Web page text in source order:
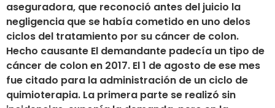
aseguradora, que reconoció antes del juicio la
negligencia que se había cometido en uno delos
ciclos del tratamiento por su cáncer de colon.
Hecho causante El demandante padecía un tipo de
cáncer de colon en 2017. El 1 de agosto de ese mes
fue citado para la administración de un ciclo de
quimioterapia. La primera parte se realizó sin